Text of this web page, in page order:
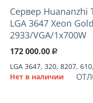
Cервер Huananzhi
LGA 3647 Xeon
2933/VGA/1x700W
172 000.00 Р
LGA 3647, 320, 8207,
Нет в наличии